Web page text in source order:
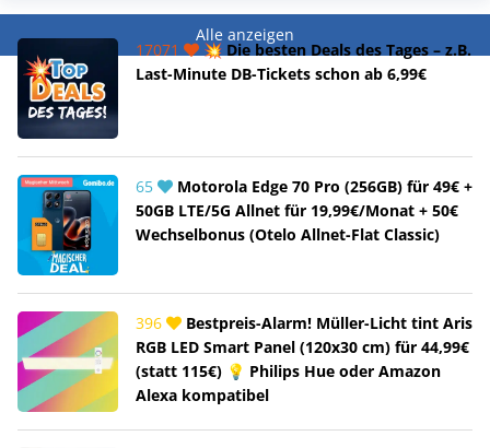
Alle anzeigen
17071
💥 Die besten Deals des Tages – z.B.
Last-Minute DB-Tickets schon ab 6,99€
65
Motorola Edge 70 Pro (256GB) für 49€ +
50GB LTE/5G Allnet für 19,99€/Monat + 50€
Wechselbonus (Otelo Allnet-Flat Classic)
396
Bestpreis-Alarm! Müller-Licht tint Aris
RGB LED Smart Panel (120x30 cm) für 44,99€
(statt 115€) 💡 Philips Hue oder Amazon
Alexa kompatibel